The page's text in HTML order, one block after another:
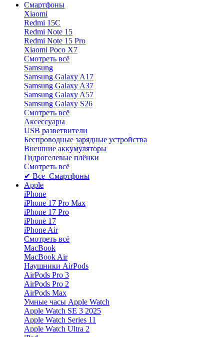
Смартфоны
Xiaomi
Redmi 15C
Redmi Note 15
Redmi Note 15 Pro
Xiaomi Poco X7
Смотреть всё
Samsung
Samsung Galaxy A17
Samsung Galaxy A37
Samsung Galaxy A57
Samsung Galaxy S26
Смотреть всё
Аксессуары
USB разветвители
Беспроводные зарядные устройства
Внешние аккумуляторы
Гидрогелевые плёнки
Смотреть всё
✔ Все Смартфоны
Apple
iPhone
iPhone 17 Pro Max
iPhone 17 Pro
iPhone 17
iPhone Air
Смотреть всё
MacBook
MacBook Air
Наушники AirPods
AirPods Pro 3
AirPods Pro 2
AirPods Max
Умные часы Apple Watch
Apple Watch SE 3 2025
Apple Watch Series 11
Apple Watch Ultra 2